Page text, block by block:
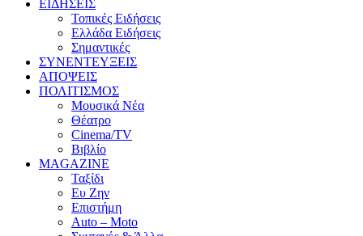
ΕΙΔΗΣΕΙΣ
Τοπικές Ειδήσεις
Ελλάδα Ειδήσεις
Σημαντικές
ΣΥΝΕΝΤΕΥΞΕΙΣ
ΑΠΟΨΕΙΣ
ΠΟΛΙΤΙΣΜΟΣ
Μουσικά Νέα
Θέατρο
Cinema/TV
Βιβλίο
MAGAZINE
Ταξίδι
Ευ Ζην
Επιστήμη
Auto – Moto